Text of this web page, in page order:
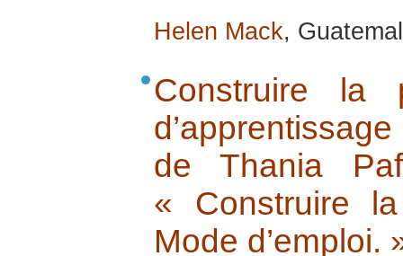
Helen Mack,
Construire la
de Thania
« Construire
Mode d’emploi.